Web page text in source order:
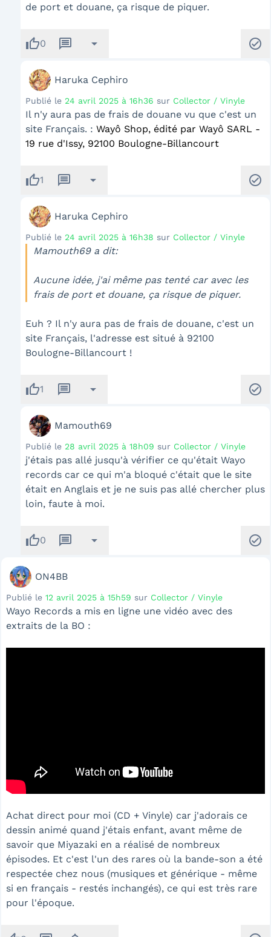
de port et douane, ça risque de piquer.
thumb_up0 message arrow_drop_down check_circle
Haruka Cephiro
Publié le 24 avril 2025 à 16h36 sur Collector / Vinyle
Il n'y aura pas de frais de douane vu que c'est un
site Français. : Wayô Shop, édité par Wayô SARL -
19 rue d'Issy, 92100 Boulogne-Billancourt
thumb_up1 message arrow_drop_down check_circle
Haruka Cephiro
Publié le 24 avril 2025 à 16h38 sur Collector / Vinyle
Mamouth69 a dit:
Aucune idée, j'ai même pas tenté car avec les
frais de port et douane, ça risque de piquer.
Euh ? Il n'y aura pas de frais de douane, c'est un
site Français, l'adresse est situé à 92100
Boulogne-Billancourt !
thumb_up1 message arrow_drop_down check_circle
Mamouth69
Publié le 28 avril 2025 à 18h09 sur Collector / Vinyle
j'étais pas allé jusqu'à vérifier ce qu'était Wayo
records car ce qui m'a bloqué c'était que le site
était en Anglais et je ne suis pas allé chercher plus
loin, faute à moi.
thumb_up0 message arrow_drop_down check_circle
ON4BB
Publié le 12 avril 2025 à 15h59 sur Collector / Vinyle
Wayo Records a mis en ligne une vidéo avec des
extraits de la BO :
Achat direct pour moi (CD + Vinyle) car j'adorais ce
dessin animé quand j'étais enfant, avant même de
savoir que Miyazaki en a réalisé de nombreux
épisodes. Et c'est l'un des rares où la bande-son a été
respectée chez nous (musiques et générique - même
si en français - restés inchangés), ce qui est très rare
pour l'époque.